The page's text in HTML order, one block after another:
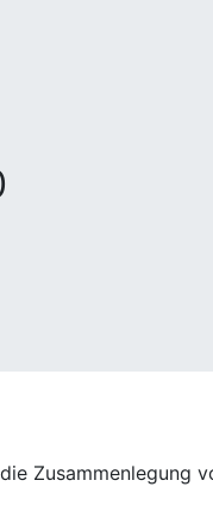
Zusammenlegung